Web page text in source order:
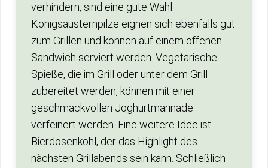
verhindern, sind eine gute Wahl.
Königsausternpilze eignen sich ebenfalls gut
zum Grillen und können auf einem offenen
Sandwich serviert werden. Vegetarische
Spieße, die im Grill oder unter dem Grill
zubereitet werden, können mit einer
geschmackvollen Joghurtmarinade
verfeinert werden. Eine weitere Idee ist
Bierdosenkohl, der das Highlight des
nächsten Grillabends sein kann. Schließlich